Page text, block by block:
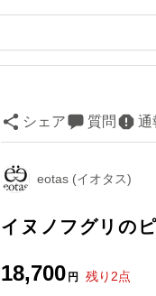
シェア 質問 通
eotas (イオタス)
イヌノフグリの
18,700 円 残り 2点